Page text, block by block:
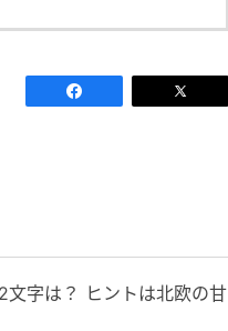
文字は？ ヒントは北欧の甘